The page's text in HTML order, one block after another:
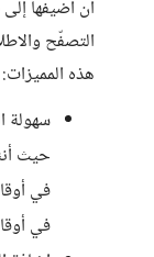
أن أضيفها
هذه المميزات:
سهولة
حيث
في
في